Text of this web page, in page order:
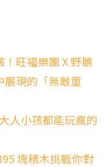
！旺福樂團 X 野鵝
展現的「無敵童
人小孩都能玩瘋的
塊積木挑戰你對